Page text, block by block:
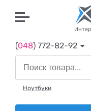
(048) 772-82-92
Ноутбуки